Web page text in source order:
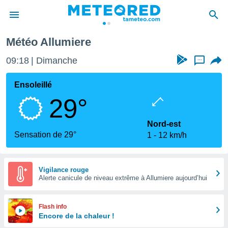
de
Météo Allumiere
09:18 Dimanche ...
Ensoleillé
29°
Sensation de 29°
Nord-est
1
12 km/h
Vigilance rouge
Alerte canicule de niveau extrême à Allumiere aujourd’hui
Flash info
Encore de la chaleur !